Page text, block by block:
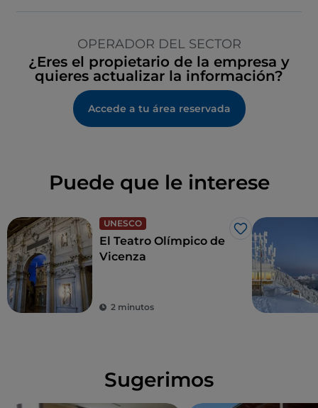
OPERADOR DEL SECTOR
¿Eres el propietario de la empresa y
quieres actualizar la información?
Accede a tu área reservada
Puede que le interese
UNESCO
Me gusta
El Teatro Olímpico de
Vicenza
2 minutos
Sugerimos